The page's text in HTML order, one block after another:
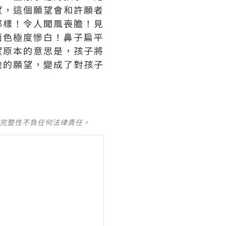
這個願望會和許願者
！令人聞風喪膽！見
極度慘白！鼻子扁平
本的意思是，孩子將
願望，變成了對孩子
整性不負任何法律責任。